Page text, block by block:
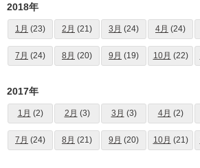
2018年
1月 (23) 2月 (21) 3月 (24) 4月 (24)
7月 (24) 8月 (20) 9月 (19) 10月 (22)
2017年
1月 (2) 2月 (3) 3月 (3) 4月 (2)
7月 (24) 8月 (21) 9月 (20) 10月 (21)